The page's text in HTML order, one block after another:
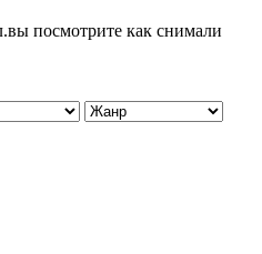
посмотрите как снимали